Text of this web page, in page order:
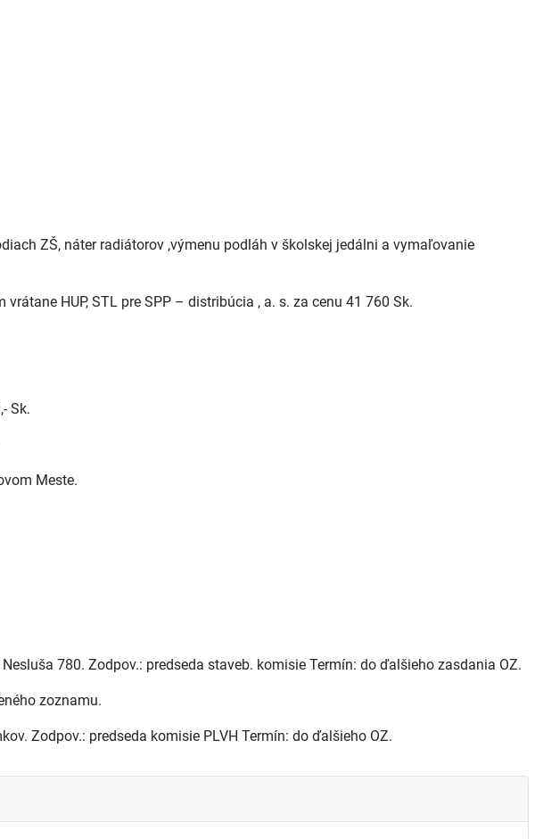
ZŠ, náter radiátorov ,výmenu podláh v školskej jedálni a vymaľovanie
HUP, STL pre SPP – distribúcia , a. s. za cenu 41 760 Sk.
Sk.
Meste.
780. Zodpov.: predseda staveb. komisie Termín: do ďalšieho zasdania OZ.
zoznamu.
Zodpov.: predseda komisie PLVH Termín: do ďalšieho OZ.